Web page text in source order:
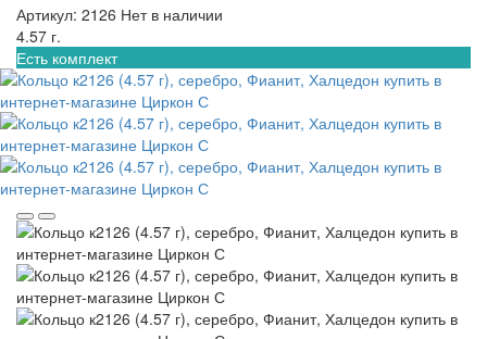
Артикул: 2126 Нет в наличии
4.57 г.
Есть комплект